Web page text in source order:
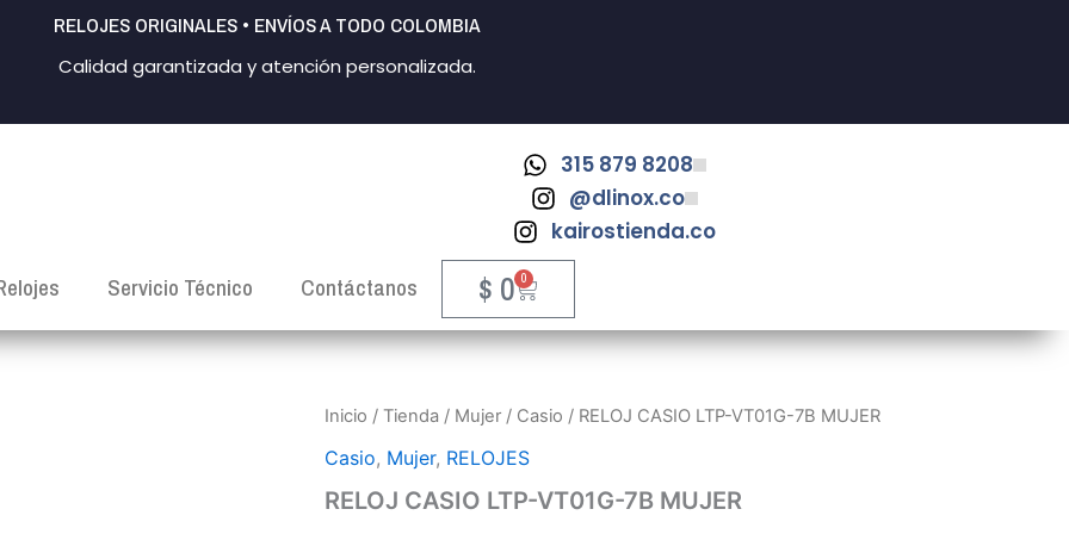
RELOJES ORIGINALES • ENVÍOS A TODO COLOMBIA
Calidad garantizada y atención personalizada.
315 879 8208
@dlinox.co
kairostienda.co
Servicio Técnico Contáctanos $ 0 0
CART
Inicio / Tienda / Mujer / Casio / RELOJ CASIO LTP-VT01G-7B MUJER
Casio, Mujer, RELOJES
RELOJ CASIO LTP-VT01G-7B MUJER
RELOJ
LTP-
7B